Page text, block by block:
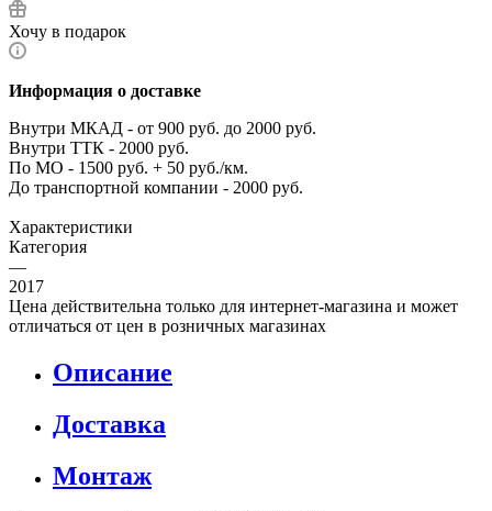
Хочу в подарок
Информация о доставке
Внутри МКАД - от 900 руб. до 2000 руб.
Внутри ТТК - 2000 руб.
По МО - 1500 руб. + 50 руб./км.
До транспортной компании - 2000 руб.
Характеристики
Категория
—
2017
Цена действительна только для интернет-магазина и может
отличаться от цен в розничных магазинах
Описание
Доставка
Монтаж